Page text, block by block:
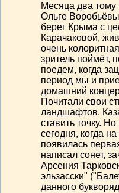
Месяца два тому
Ольге
берег Крыма с
Карачаковой,
очень
зритель поймёт,
поедем, когда
период мы и
домашний
Почитали свои
ландшафтов.
ставить точку.
сегодня, когда
появилась
написал сонет,
Арсения
эльзасски"
данного